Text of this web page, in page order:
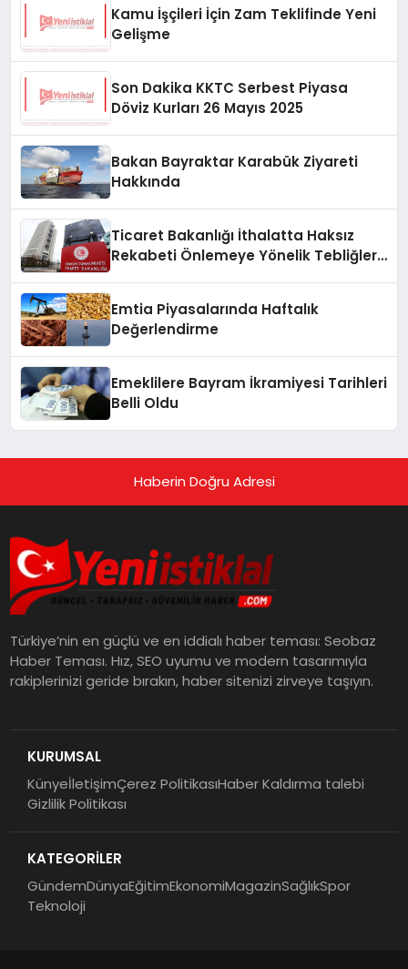
Kamu İşçileri İçin Zam Teklifinde Yeni
Gelişme
Son Dakika KKTC Serbest Piyasa
Döviz Kurları 26 Mayıs 2025
Bakan Bayraktar Karabük Ziyareti
Hakkında
Ticaret Bakanlığı İthalatta Haksız
Rekabeti Önlemeye Yönelik Tebliğleri
Emtia Piyasalarında Haftalık
Değerlendirme
Emeklilere Bayram İkramiyesi Tarihleri
Belli Oldu
Haberin Doğru Adresi
Türkiye’nin en güçlü ve en iddialı haber teması: Seobaz
Haber Teması. Hız, SEO uyumu ve modern tasarımıyla
rakiplerinizi geride bırakın, haber sitenizi zirveye taşıyın.
KURUMSAL
KünyeİletişimÇerez PolitikasıHaber Kaldırma talebi
Gizlilik Politikası
KATEGORİLER
GündemDünyaEğitimEkonomiMagazinSağlıkSpor
Teknoloji